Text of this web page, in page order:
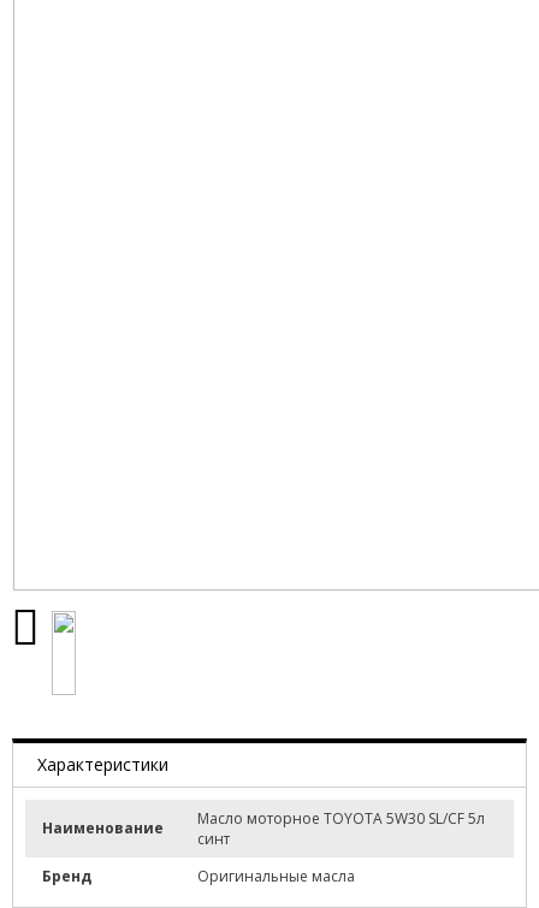
Характеристики
Наименование
Масло моторное TOYOTA 5W30 SL/CF 5л
синт
Бренд
Оригинальные масла